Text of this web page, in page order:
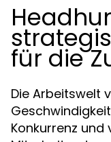
für die
Die Arbeitswelt
Konkurrenz